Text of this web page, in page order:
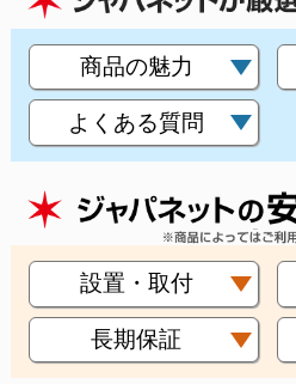
商品の魅力
よくある質問
設置・取付
長期保証